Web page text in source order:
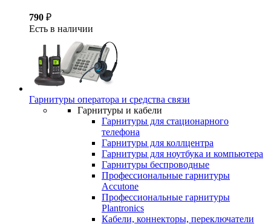
790 ₽
Есть в наличии
Гарнитуры оператора и средства связи
Гарнитуры и кабели
Гарнитуры для стационарного
телефона
Гарнитуры для коллцентра
Гарнитуры для ноутбука и компьютера
Гарнитуры беспроводные
Профессиональные гарнитуры
Accutone
Профессиональные гарнитуры
Plantronics
Кабели, коннекторы, переключатели